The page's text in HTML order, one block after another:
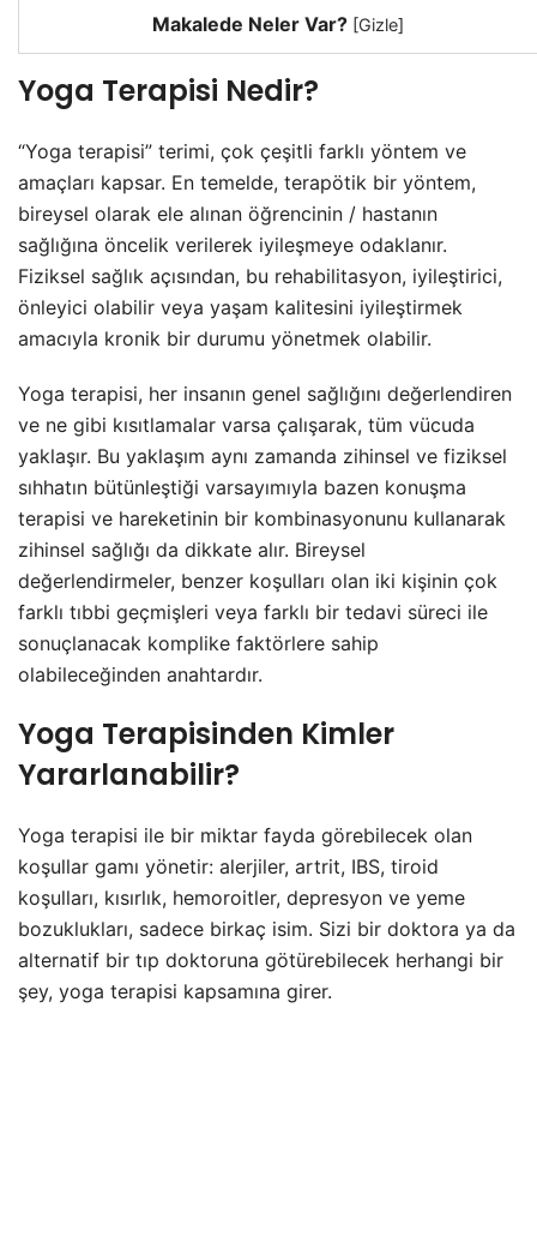
Makalede Neler Var? [Gizle]
Yoga Terapisi Nedir?
“Yoga terapisi” terimi, çok çeşitli farklı yöntem ve
amaçları kapsar. En temelde, terapötik bir yöntem,
bireysel olarak ele alınan öğrencinin / hastanın
sağlığına öncelik verilerek iyileşmeye odaklanır.
Fiziksel sağlık açısından, bu rehabilitasyon, iyileştirici,
önleyici olabilir veya yaşam kalitesini iyileştirmek
amacıyla kronik bir durumu yönetmek olabilir.
Yoga terapisi, her insanın genel sağlığını değerlendiren
ve ne gibi kısıtlamalar varsa çalışarak, tüm vücuda
yaklaşır. Bu yaklaşım aynı zamanda zihinsel ve fiziksel
sıhhatın bütünleştiği varsayımıyla bazen konuşma
terapisi ve hareketinin bir kombinasyonunu kullanarak
zihinsel sağlığı da dikkate alır. Bireysel
değerlendirmeler, benzer koşulları olan iki kişinin çok
farklı tıbbi geçmişleri veya farklı bir tedavi süreci ile
sonuçlanacak komplike faktörlere sahip
olabileceğinden anahtardır.
Yoga Terapisinden Kimler
Yararlanabilir?
Yoga terapisi ile bir miktar fayda görebilecek olan
koşullar gamı yönetir: alerjiler, artrit, IBS, tiroid
koşulları, kısırlık, hemoroitler, depresyon ve yeme
bozuklukları, sadece birkaç isim. Sizi bir doktora ya da
alternatif bir tıp doktoruna götürebilecek herhangi bir
şey, yoga terapisi kapsamına girer.